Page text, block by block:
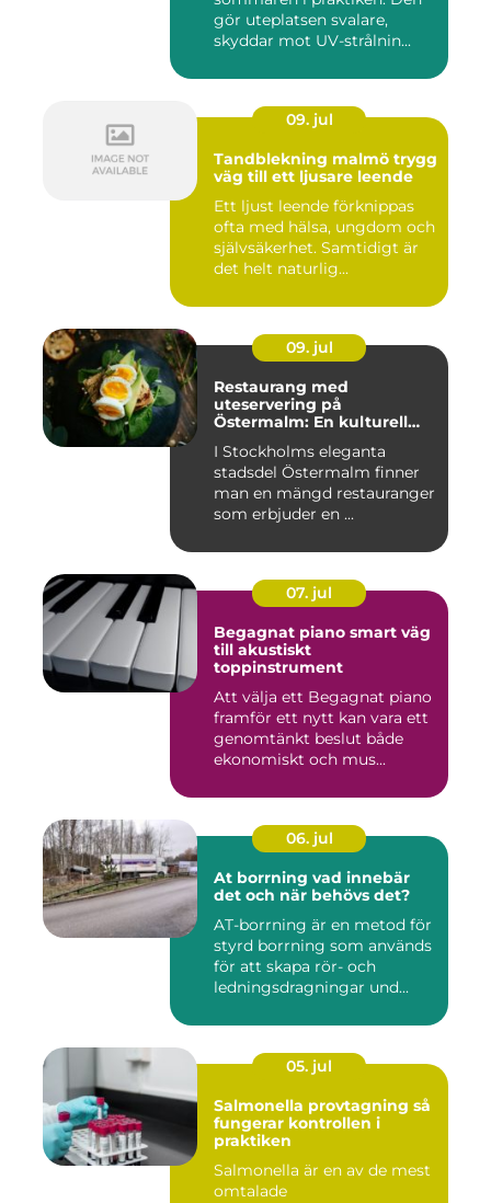
gör uteplatsen svalare,
skyddar mot UV-strålnin...
09. jul
Tandblekning malmö trygg
väg till ett ljusare leende
Ett ljust leende förknippas
ofta med hälsa, ungdom och
självsäkerhet. Samtidigt är
det helt naturlig...
09. jul
Restaurang med
uteservering på
Östermalm: En kulturell
I Stockholms eleganta
stadsdel Östermalm finner
man en mängd restauranger
som erbjuder en ...
07. jul
Begagnat piano smart väg
till akustiskt
toppinstrument
Att välja ett Begagnat piano
framför ett nytt kan vara ett
genomtänkt beslut både
ekonomiskt och mus...
06. jul
At borrning vad innebär
det och när behövs det?
AT-borrning är en metod för
styrd borrning som används
för att skapa rör- och
ledningsdragningar und...
05. jul
Salmonella provtagning så
fungerar kontrollen i
praktiken
Salmonella är en av de mest
omtalade